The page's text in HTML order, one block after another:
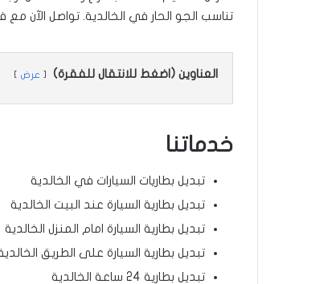
تناسب الجو الحار في الخالدية. تواصل الآن
العناوين (اضغط للانتقال للفقرة) عرض
خدماتنا
تبديل بطاريات السيارات في الخالدية
تبديل بطارية السيارة عند البيت الخالدية
تبديل بطارية السيارة امام المنزل الخالدية
تبديل بطارية السيارة على الطريق
تبديل بطارية 24 ساعة الخالدية